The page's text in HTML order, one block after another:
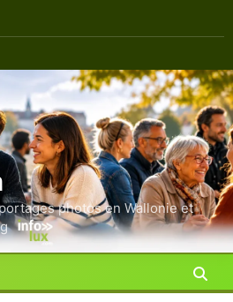
photos en Wallonie et